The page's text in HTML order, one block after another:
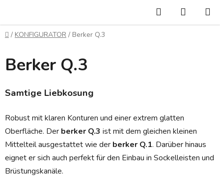
springen
Suchen
Startseite
/ KONFIGURATOR / Berker Q.3
Berker Q.3
Samtige Liebkosung
Robust mit klaren Konturen und einer extrem glatten
Oberfläche. Der berker Q.3 ist mit dem gleichen kleinen
Mittelteil ausgestattet wie der berker Q.1. Darüber hinaus
eignet er sich auch perfekt für den Einbau in Sockelleisten und
Brüstungskanäle.